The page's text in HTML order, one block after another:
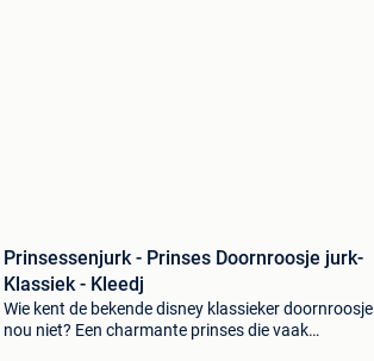
Prinsessenjurk - Prinses Doornroosje jurk-
Klassiek - Kleedj
Wie kent de bekende disney klassieker doornroosje
nou niet? Een charmante prinses die vaak